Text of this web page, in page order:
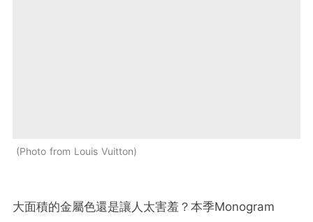
Photo from Louis Vuitton
大面積的金屬色還是讓人太害羞？本季Monogram